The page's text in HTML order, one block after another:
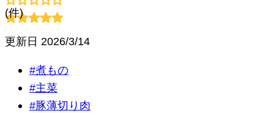
(件)
更新日 2026/3/14
#煮もの
#主菜
#豚薄切り肉